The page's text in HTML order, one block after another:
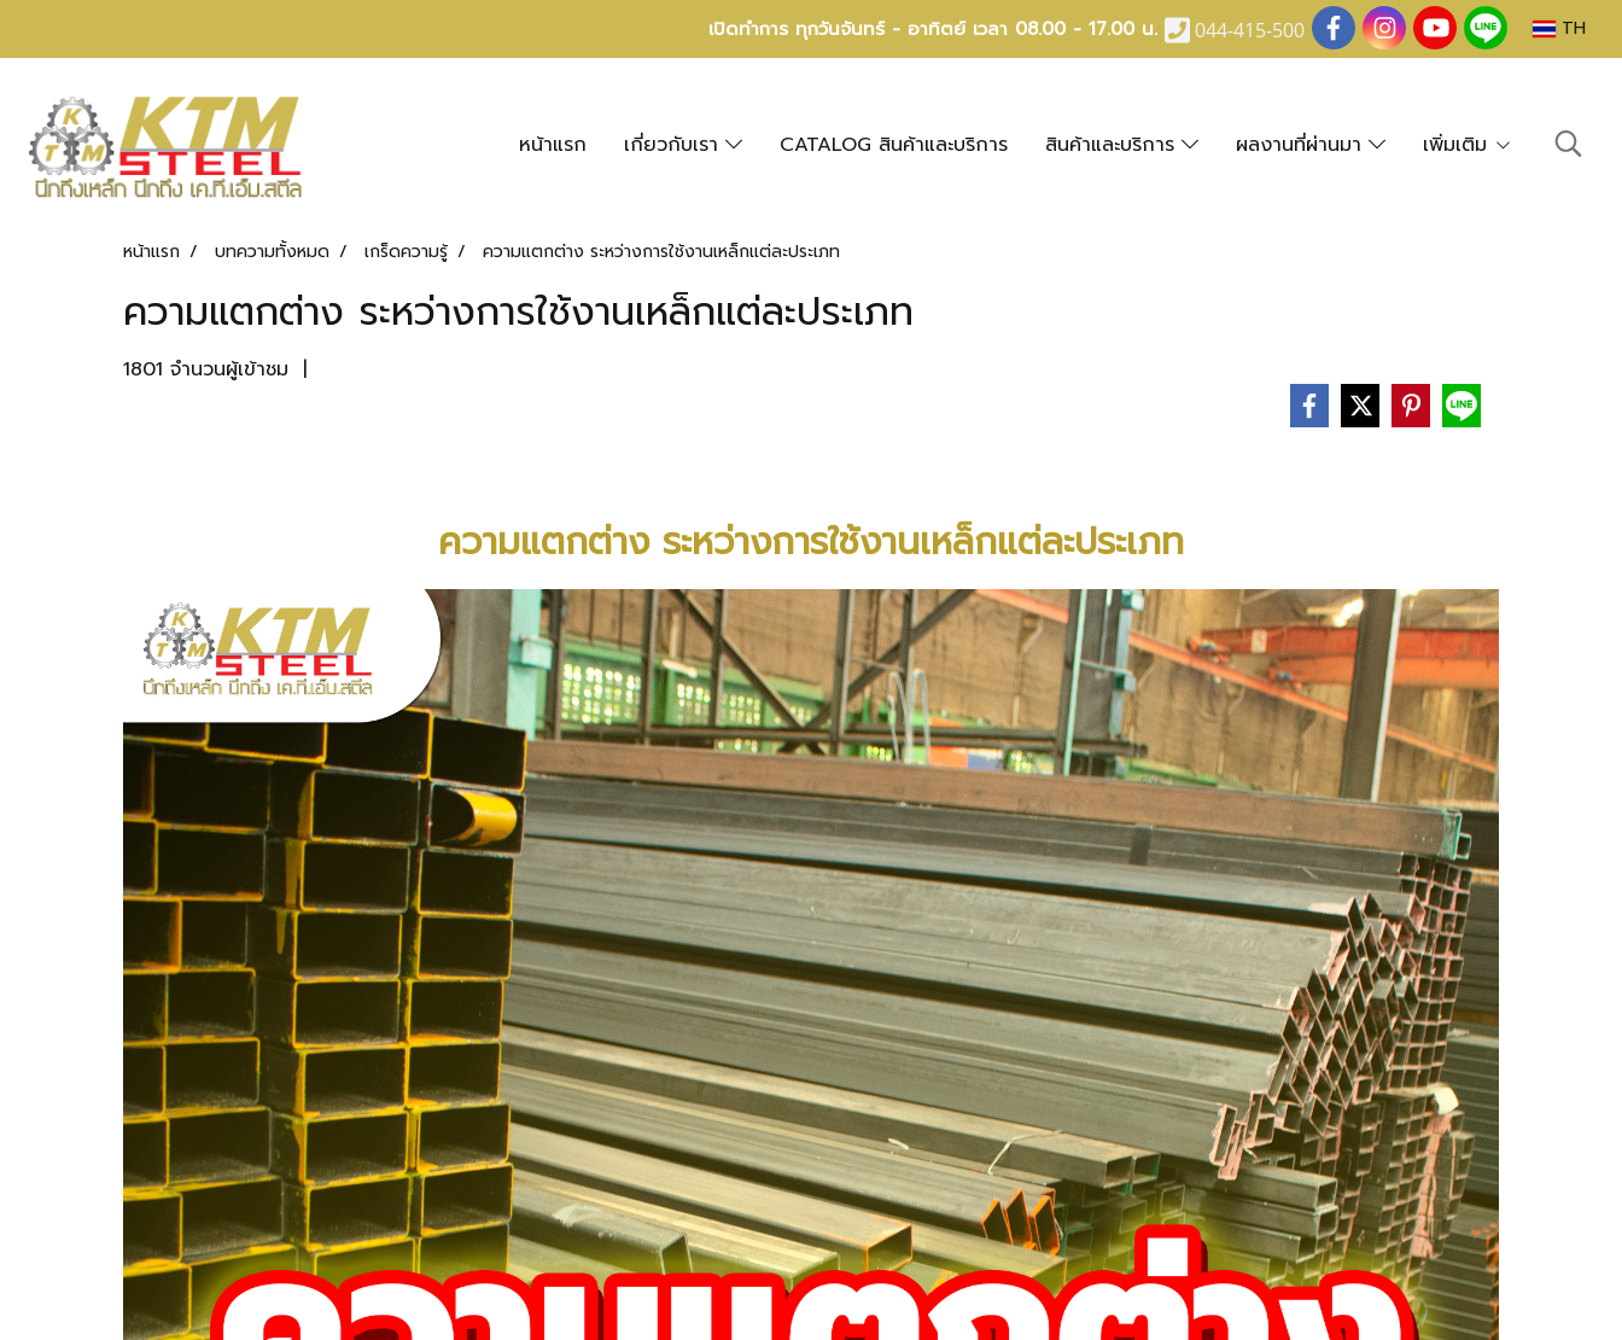
เปิดทำการ ทุกวันจันทร์ - อาทิตย์ เวลา 08.00 - 17.00 น. 044-415-500 TH
หน้าแรก เกี่ยวกับเรา CATALOG สินค้าและบริการ สินค้าและบริการ ผลงานที่ผ่านมา เพิ่มเติม
หน้าแรก บทความทั้งหมด เกร็ดความรู้ ความแตกต่าง ระหว่างการใช้งานเหล็กแต่ละประเภท
ความแตกต่าง ระหว่างการใช้งานเหล็กแต่ละประเภท
1801 จำนวนผู้เข้าชม |
ความแตกต่าง ระหว่างการใช้งานเหล็กแต่ละประเภท